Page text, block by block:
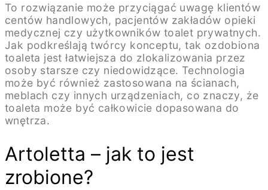
To rozwiązanie może przyciągać uwagę klientów
centów handlowych, pacjentów zakładów opieki
medycznej czy użytkowników toalet prywatnych.
Jak podkreślają twórcy konceptu, tak ozdobiona
toaleta jest łatwiejsza do zlokalizowania przez
osoby starsze czy niedowidzące. Technologia
może być również zastosowana na ścianach,
meblach czy innych urządzeniach, co znaczy, że
toaleta może być całkowicie dopasowana do
wnętrza.
Artoletta – jak to jest
zrobione?